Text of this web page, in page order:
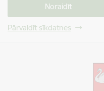
Noraidīt
Pārvaldīt sīkdatnes